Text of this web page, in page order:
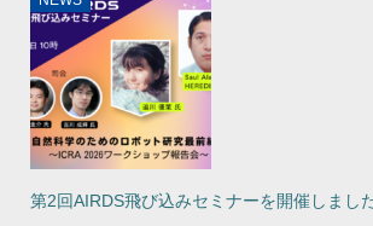
第2回AIRDS飛び込みセミナーを開催しまし